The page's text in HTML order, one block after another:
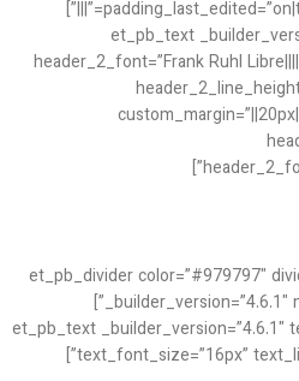
padding_last_edited=”on|tablet” custom_padding__hover=”|||”]
[et_pb_text
header_2_font=”Frank Ruhl
[/et_pb_text][et_pb_divider
_builder_version=”4.6.1″ max_width=”100px” locked=”off”]
[/et_pb_divider][et_pb_text
text_font_size=”16px”